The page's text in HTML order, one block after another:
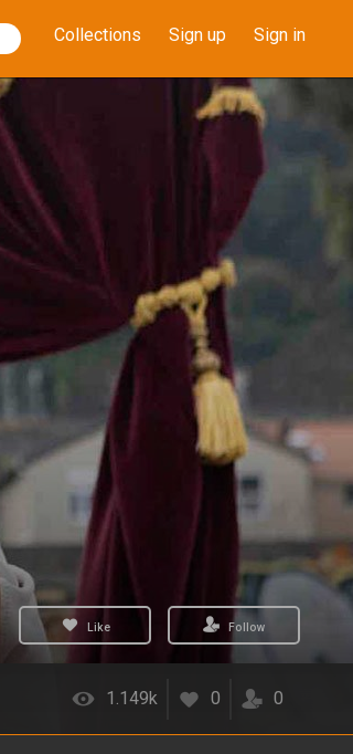
Collections Sign up Sign in
Like Follow
1.149k 0 0